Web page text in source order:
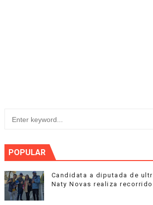
POPULAR
Candidata a diputada de
Naty Novas realiza